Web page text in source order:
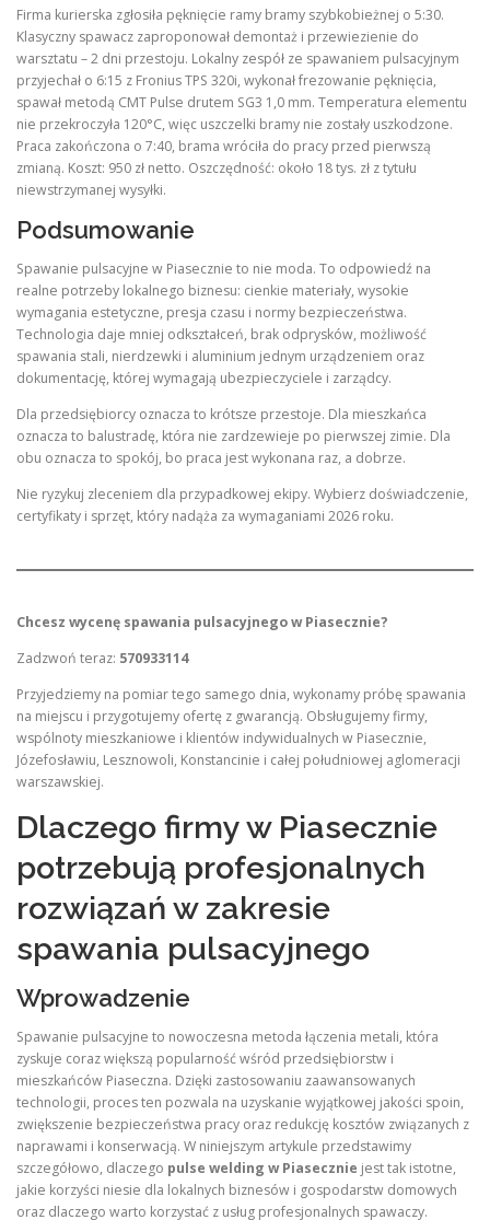
Firma kurierska zgłosiła pęknięcie ramy bramy szybkobieżnej o 5:30.
Klasyczny spawacz zaproponował demontaż i przewiezienie do
warsztatu – 2 dni przestoju. Lokalny zespół ze spawaniem pulsacyjnym
przyjechał o 6:15 z Fronius TPS 320i, wykonał frezowanie pęknięcia,
spawał metodą CMT Pulse drutem SG3 1,0 mm. Temperatura elementu
nie przekroczyła 120°C, więc uszczelki bramy nie zostały uszkodzone.
Praca zakończona o 7:40, brama wróciła do pracy przed pierwszą
zmianą. Koszt: 950 zł netto. Oszczędność: około 18 tys. zł z tytułu
niewstrzymanej wysyłki.
Podsumowanie
Spawanie pulsacyjne w Piasecznie to nie moda. To odpowiedź na
realne potrzeby lokalnego biznesu: cienkie materiały, wysokie
wymagania estetyczne, presja czasu i normy bezpieczeństwa.
Technologia daje mniej odkształceń, brak odprysków, możliwość
spawania stali, nierdzewki i aluminium jednym urządzeniem oraz
dokumentację, której wymagają ubezpieczyciele i zarządcy.
Dla przedsiębiorcy oznacza to krótsze przestoje. Dla mieszkańca
oznacza to balustradę, która nie zardzewieje po pierwszej zimie. Dla
obu oznacza to spokój, bo praca jest wykonana raz, a dobrze.
Nie ryzykuj zleceniem dla przypadkowej ekipy. Wybierz doświadczenie,
certyfikaty i sprzęt, który nadąża za wymaganiami 2026 roku.
Chcesz wycenę spawania pulsacyjnego w Piasecznie?
Zadzwoń teraz: 570933114
Przyjedziemy na pomiar tego samego dnia, wykonamy próbę spawania
na miejscu i przygotujemy ofertę z gwarancją. Obsługujemy firmy,
wspólnoty mieszkaniowe i klientów indywidualnych w Piasecznie,
Józefosławiu, Lesznowoli, Konstancinie i całej południowej aglomeracji
warszawskiej.
Dlaczego firmy w Piasecznie
potrzebują profesjonalnych
rozwiązań w zakresie
spawania pulsacyjnego
Wprowadzenie
Spawanie pulsacyjne to nowoczesna metoda łączenia metali, która
zyskuje coraz większą popularność wśród przedsiębiorstw i
mieszkańców Piaseczna. Dzięki zastosowaniu zaawansowanych
technologii, proces ten pozwala na uzyskanie wyjątkowej jakości spoin,
zwiększenie bezpieczeństwa pracy oraz redukcję kosztów związanych z
naprawami i konserwacją. W niniejszym artykule przedstawimy
szczegółowo, dlaczego pulse welding w Piasecznie jest tak istotne,
jakie korzyści niesie dla lokalnych biznesów i gospodarstw domowych
oraz dlaczego warto korzystać z usług profesjonalnych spawaczy.